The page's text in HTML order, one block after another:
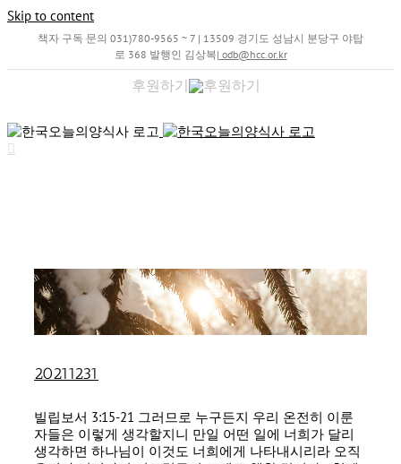
Skip to content
책자 구독 문의 031)780-9565 ~ 7 | 13509 경기도 성남시 분당구 야탑
로 368 발행인 김상복| odb@hcc.or.kr
후원하기
20211231
빌립보서 3:15-21 그러므로 누구든지 우리 온전히 이룬
자들은 이렇게 생각할지니 만일 어떤 일에 너희가 달리
생각하면 하나님이 이것도 너희에게 나타내시리라 오직